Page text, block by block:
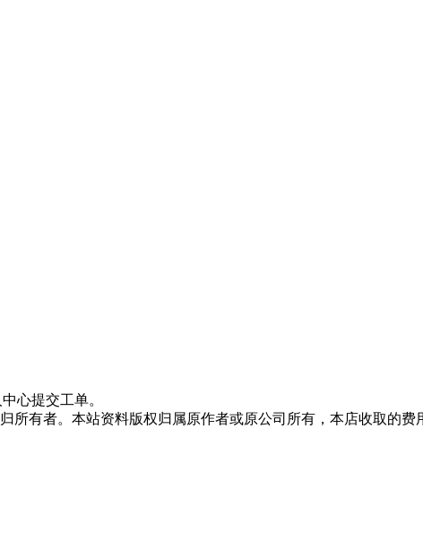
心提交工单。
所有者。本站资料版权归属原作者或原公司所有，本店收取的费